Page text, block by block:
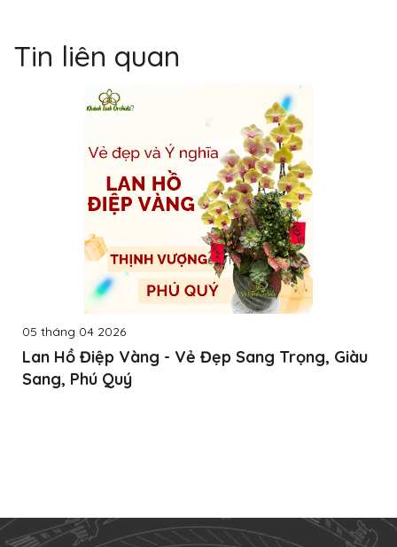
Tin liên quan
05 tháng 04 2026
Lan Hồ Điệp Vàng - Vẻ Đẹp Sang Trọng, Giàu
Sang, Phú Quý